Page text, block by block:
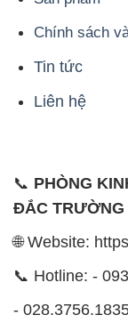
📞
PHÒNG
ĐẮC TRƯỜNG
-
0902.765.866
📧 Email: